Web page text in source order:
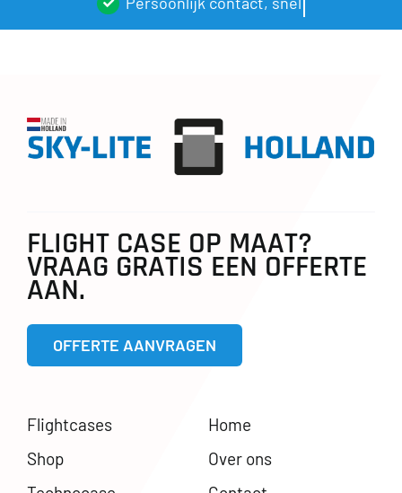
FLIGHT CASE OP MAAT?
VRAAG GRATIS EEN OFFERTE
AAN.
OFFERTE AANVRAGEN
Flightcases
Shop
Home
Over ons